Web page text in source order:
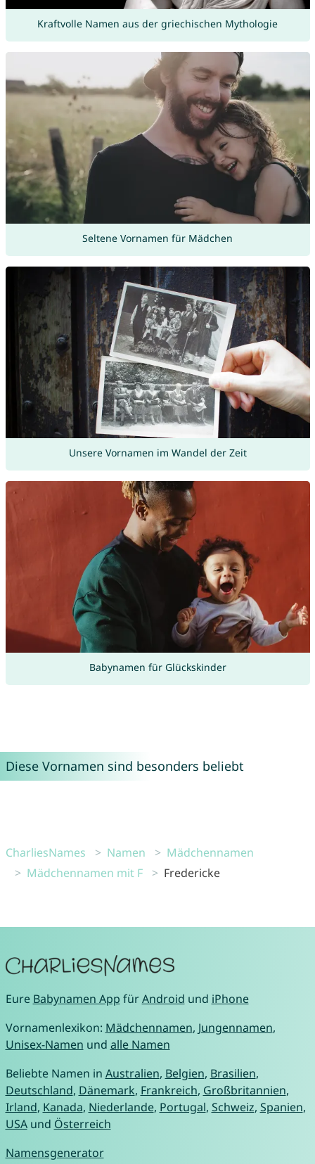
Kraftvolle Namen aus der griechischen Mythologie
Seltene Vornamen für Mädchen
Unsere Vornamen im Wandel der Zeit
Babynamen für Glückskinder
Diese Vornamen sind besonders beliebt
CharliesNames Namen
Mädchennamen
Mädchennamen mit F
Fredericke
Eure Babynamen App fürAndroid und iPhone
Vornamenlexikon: Mädchennamen, Jungennamen,
Unisex-Namen und alle Namen
Beliebte Namen in Australien, Belgien, Brasilien,
Deutschland, Dänemark, Frankreich, Großbritannien,
Irland, Kanada, Niederlande, Portugal, Schweiz, Spanien,
USAund Österreich
Namensgenerator